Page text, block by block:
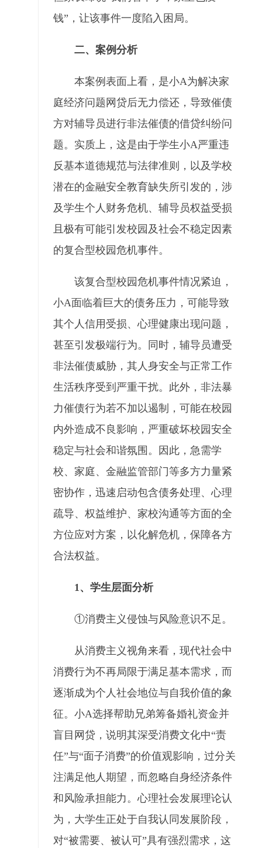
钱”，让该事件一度陷入困局。
二、案例分析
本案例表面上看，是小A为解决家
庭经济问题网贷后无力偿还，导致催债
方对辅导员进行非法催债的借贷纠纷问
题。实质上，这是由于学生小A严重违
反基本道德规范与法律准则，以及学校
潜在的金融安全教育缺失所引发的，涉
及学生个人财务危机、辅导员权益受损
且极有可能引发校园及社会不稳定因素
的复合型校园危机事件。
该复合型校园危机事件情况紧迫，
小A面临着巨大的债务压力，可能导致
其个人信用受损、心理健康出现问题，
甚至引发极端行为。同时，辅导员遭受
非法催债威胁，其人身安全与正常工作
生活秩序受到严重干扰。此外，非法暴
力催债行为若不加以遏制，可能在校园
内外造成不良影响，严重破坏校园安全
稳定与社会和谐氛围。因此，急需学
校、家庭、金融监管部门等多方力量紧
密协作，迅速启动包含债务处理、心理
疏导、权益维护、家校沟通等方面的全
方位应对方案，以化解危机，保障各方
合法权益。
1、学生层面分析
①消费主义侵蚀与风险意识不足。
从消费主义视角来看，现代社会中
消费行为不再局限于满足基本需求，而
逐渐成为个人社会地位与自我价值的象
征。小A选择帮助兄弟筹备婚礼资金并
盲目网贷，说明其深受消费文化中“责
任”与“面子消费”的价值观影响，过分关
注满足他人期望，而忽略自身经济条件
和风险承担能力。心理社会发展理论认
为，大学生正处于自我认同发展阶段，
对“被需要、被认可”具有强烈需求，这